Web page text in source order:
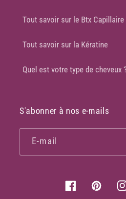
Tout savoir sur le Btx Capillaire
Tout savoir sur la Kératine
Quel est votre type de cheveux
S'abonner à nos e-mails
E-mail
FacebookPinterest